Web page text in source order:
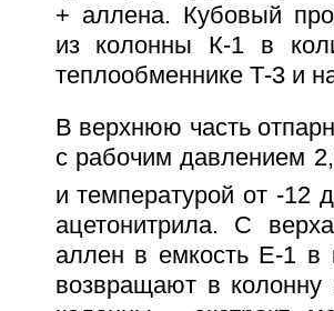
+ аллена. Кубовый
из колонны К-1 в
теплообменнике Т-3 и
В верхнюю часть
с рабочим давлением
и температурой от -12
ацетонитрила. С
аллен в емкость Е-1 в
возвращают в